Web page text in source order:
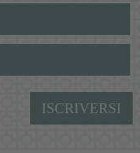
ISCRIVERSI